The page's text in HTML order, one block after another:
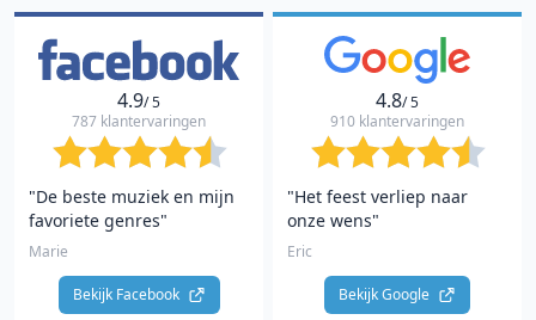
4.9/ 5
787 klantervaringen
"De beste muziek en mijn
favoriete genres"
Marie
Bekijk Facebook
4.8/ 5
910 klantervaringen
"Het feest verliep naar
onze wens"
Eric
Bekijk Google